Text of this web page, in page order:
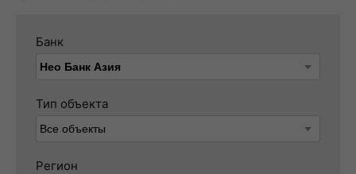
Банк
Тип объекта
Регион